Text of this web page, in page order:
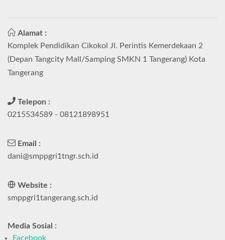
Alamat :
Komplek Pendidikan Cikokol Jl. Perintis Kemerdekaan 2
(Depan Tangcity Mall/Samping SMKN 1 Tangerang) Kota
Tangerang
Telepon :
0215534589 - 08121898951
Email :
dani@smppgri1tngr.sch.id
Website :
smppgri1tangerang.sch.id
Media Sosial :
Facebook